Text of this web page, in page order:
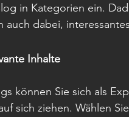
in Kategorien ein.
auch dabei,
Inhalte
können Sie sich als
sich ziehen. Wählen